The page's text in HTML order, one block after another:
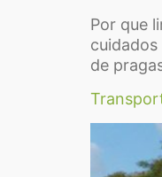
Por que
de